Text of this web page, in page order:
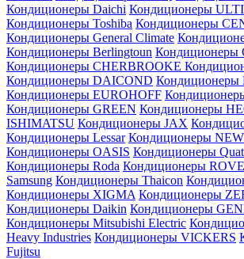
Кондиционеры Daichi Кондиционеры
Кондиционеры Toshiba Кондиционеры
Кондиционеры General Climate
Кондиционеры Berlingtoun Кондиционеры
Кондиционеры CHERBROOKE
Кондиционеры DAICOND Кондиционеры
Кондиционеры EUROHOFF
Кондиционеры GREEN Кондиционеры
ISHIMATSU Кондиционеры JAX
Кондиционеры Lessar Кондиционеры
Кондиционеры OASIS Кондиционеры
Кондиционеры Roda Кондиционеры
Samsung Кондиционеры Thaicon
Кондиционеры XIGMA Кондиционеры
Кондиционеры Daikin Кондиционеры
Кондиционеры Mitsubishi Electric
Heavy Industries Кондиционеры VICKERS
Fujitsu